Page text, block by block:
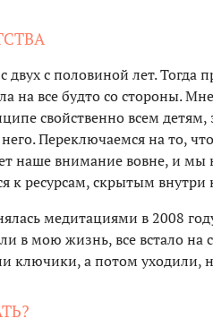
двух с половиной лет. Тогда
на все будто со стороны.
свойственно всем
Переключаемся на то,
наше внимание вовне, и мы
к ресурсам, скрытым внутри
медитациями в 2008
в мою жизнь, все встало на
ключики, а потом уходили,